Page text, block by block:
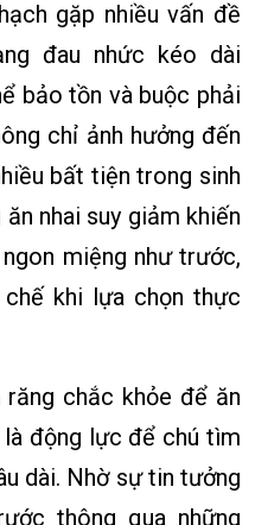
gặp nhiều vấn đề
đau nhức kéo dài
bảo tồn và buộc phải
chỉ ảnh hưởng đến
bất tiện trong sinh
nhai suy giảm khiến
miệng như trước,
khi lựa chọn thực
chắc khỏe để ăn
động lực để chú tìm
dài. Nhờ sự tin tưởng
thông qua những